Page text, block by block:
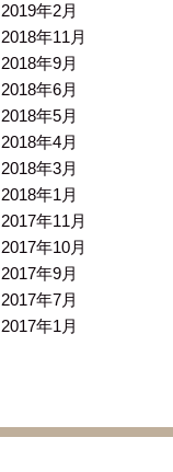
2019年2月
2018年11月
2018年9月
2018年6月
2018年5月
2018年4月
2018年3月
2018年1月
2017年11月
2017年10月
2017年9月
2017年7月
2017年1月